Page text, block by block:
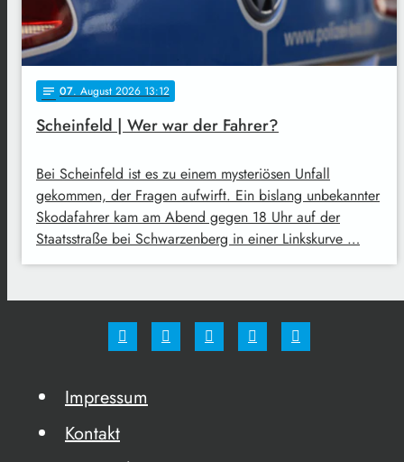
notes 07. August 2026 13:12
Scheinfeld | Wer war der Fahrer?
Bei Scheinfeld ist es zu einem mysteriösen Unfall
gekommen, der Fragen aufwirft. Ein bislang unbekannter
Skodafahrer kam am Abend gegen 18 Uhr auf der
Staatsstraße bei Schwarzenberg in einer Linkskurve …
Impressum
Kontakt